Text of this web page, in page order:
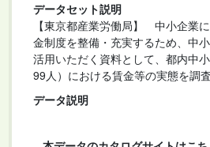
データセット説明
【東京都産業労働局】 中小企業
金制度を整備・充実するため、中
活用いただく資料として、都内中
99人）における賃金等の実態を調
データ説明